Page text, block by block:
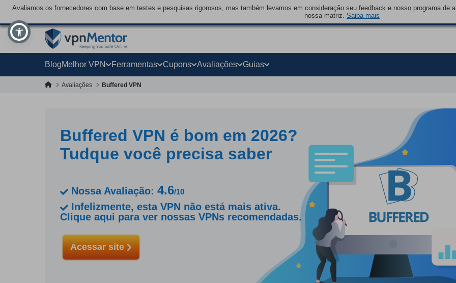
Avaliamos os fornecedores com base em testes e pesquisas rigorosos, mas também levamos em consideração seu feedback e nosso programa de
nossa matriz. Saiba mais
BlogMelhor VPN Ferramentas Cupons Avaliações Guias
Avaliações Buffered VPN
Buffered VPN é bom em 2026?
Tudque você precisa saber
Nossa Avaliação: 4.6/10
Infelizmente, esta VPN não está mais ativa.
Clique aqui para ver nossas VPNs recomendadas.
Acessar site